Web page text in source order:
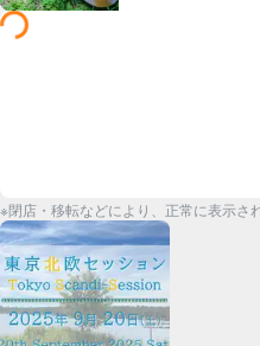
※閉店・移転などにより、正常に表示さ